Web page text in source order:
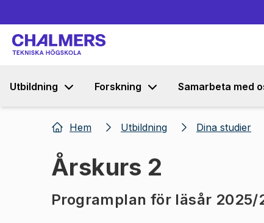
Utbildning Forskning Samarbeta med
Hem Utbildning Dina studier
Årskurs 2
Programplan för läsår 2025/